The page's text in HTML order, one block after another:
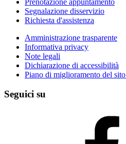
Segnalazione disservizio
Richiesta d'assistenza
Amministrazione trasparente
Informativa privacy
Note legali
Dichiarazione di accessibilità
Piano di miglioramento del
Seguici su